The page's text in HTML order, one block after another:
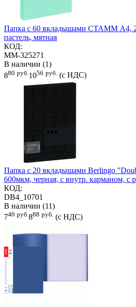
Папка с 60 вкладышами СТАММ А4,
пастель, мятная
КОД:
ММ-325271
В наличии (1)
880 руб. 1056 руб. (с НДС)
Папка с 20 вкладышами Berlingo
600мкм, черная, с внутр. карманом, с
КОД:
DB4_10701
В наличии (11)
740 руб. 888 руб. (с НДС)